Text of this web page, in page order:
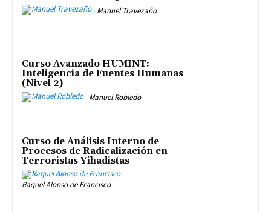
Manuel Travezaño
Curso Avanzado HUMINT:
Inteligencia de Fuentes Humanas
(Nivel 2)
Manuel Robledo
Curso de Análisis Interno de
Procesos de Radicalización en
Terroristas Yihadistas
Raquel Alonso de Francisco